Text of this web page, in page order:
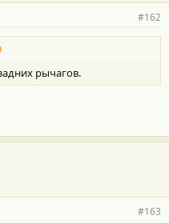
#162
рычагов.
#163